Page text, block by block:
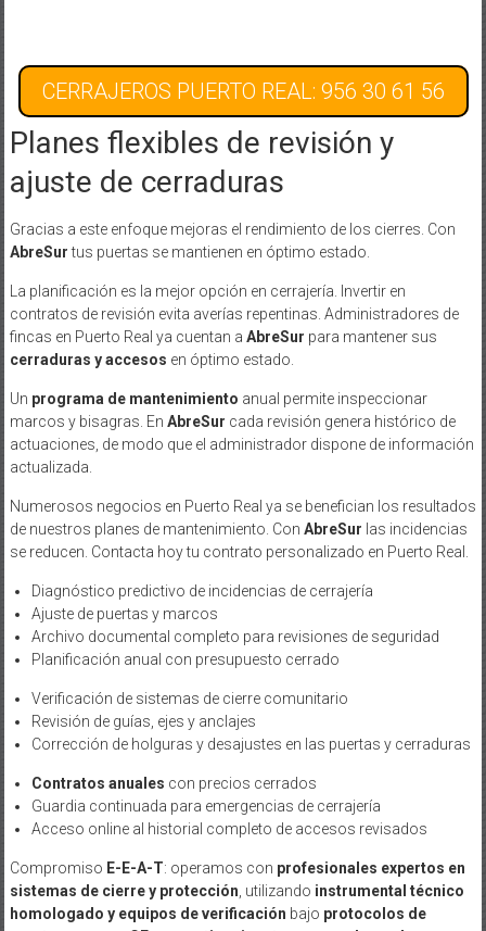
CERRAJEROS PUERTO REAL: 956 30 61 56
Planes flexibles de revisión y
ajuste de cerraduras
Gracias a este enfoque mejoras el rendimiento de los cierres. Con
AbreSurtus puertas se mantienen en óptimo estado.
La planificación es la mejor opción en cerrajería. Invertir en
contratos de revisión evita averías repentinas. Administradores de
fincas en Puerto Real ya cuentan a AbreSur para mantener sus
cerraduras y accesos en óptimo estado.
Un programa de mantenimiento anual permite inspeccionar
marcos y bisagras. En AbreSur cada revisión genera histórico de
actuaciones, de modo que el administrador dispone de información
actualizada.
Numerosos negocios en Puerto Real ya se benefician los resultados
de nuestros planes de mantenimiento. Con AbreSur las incidencias
se reducen. Contacta hoy tu contrato personalizado en Puerto Real.
Diagnóstico predictivo de incidencias de cerrajería
Ajuste de puertas y marcos
Archivo documental completo para revisiones de seguridad
Planificación anual con presupuesto cerrado
Verificación de sistemas de cierre comunitario
Revisión de guías, ejes y anclajes
Corrección de holguras y desajustes en las puertas y cerraduras
Contratos anuales con precios cerrados
Guardia continuada para emergencias de cerrajería
Acceso online al historial completo de accesos revisados
Compromiso E-E-A-T: operamos con profesionales expertos en
sistemas de cierre y protección , utilizando instrumental técnico
homologado y equipos de verificación bajo protocolos de